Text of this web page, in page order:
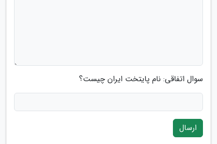
سوال اتفاقی: نام پایتخت ایران چیست؟
ارسال